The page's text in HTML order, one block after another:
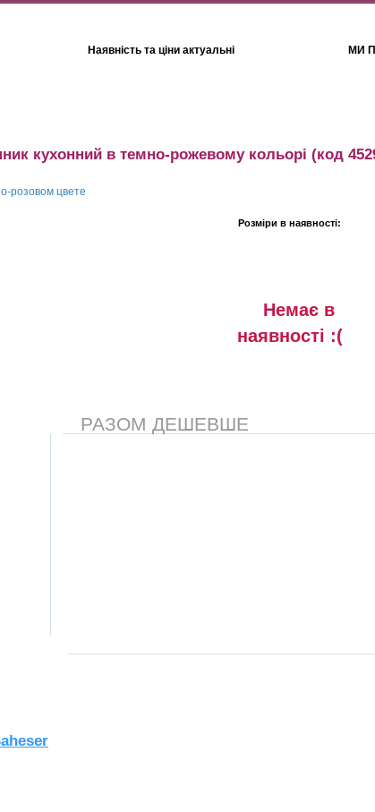
Наявність та ціни актуальні МИ
кухонний в темно-рожевому кольорі (код
Розміри в наявності:
Немає в
наявностi :(
РАЗОМ ДЕШЕВШЕ